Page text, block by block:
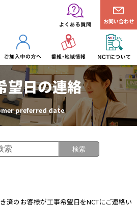
お問い合わせ
望日の連絡
preferred date
検索
済のお客様が工事希望日をNCTにご連絡い